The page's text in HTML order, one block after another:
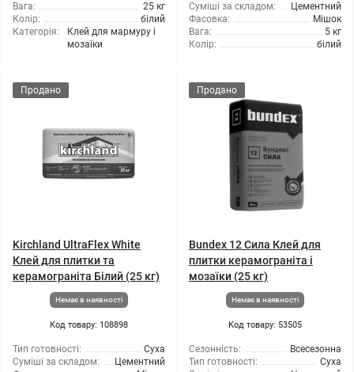
Вага:
25 кг
Колір:
білий
Категорія:
Клей для мармуру і
мозаїки
Суміші за складом:
Цементний
Фасовка:
Мішок
Вага:
5 кг
Колір:
білий
Продано
Kirchland UltraFlex White
Клей для плитки та
керамограніта Білий (25 кг)
Немає в наявності
Код товару: 108898
Тип готовності:
Суха
Суміші за складом:
Цементний
Продано
Bundex 12 Сила Клей для
плитки керамограніта і
мозаїки (25 кг)
Немає в наявності
Код товару: 53505
Сезонність:
Всесезонна
Тип готовності:
Суха